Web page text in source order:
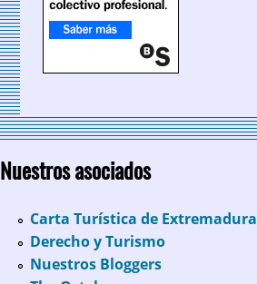
Nuestros asociados
Carta Turística de Extremadura
Derecho y Turismo
Nuestros Bloggers